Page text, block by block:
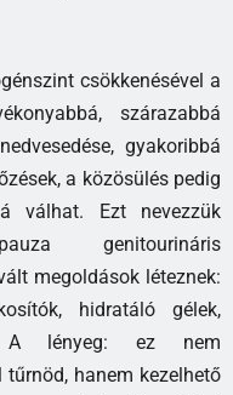
csökkenésével a
szárazabbá
gyakoribbá
a közösülés pedig
válhat. Ezt nevezzük
genitourináris
megoldások léteznek:
hidratáló gélek,
A lényeg: ez nem
tűrnöd, hanem kezelhető